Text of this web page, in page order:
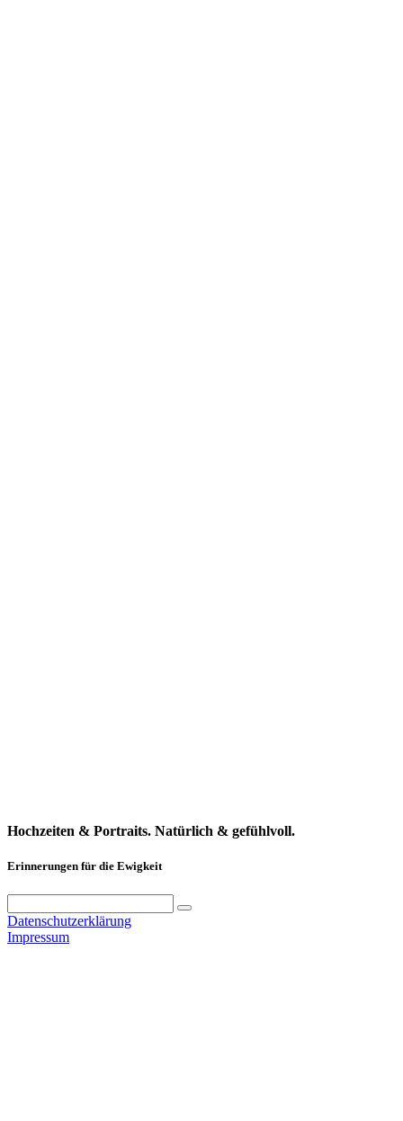
Hochzeiten & Portraits. Natürlich & gefühlvoll.
Erinnerungen für die Ewigkeit
Datenschutzerklärung
Impressum